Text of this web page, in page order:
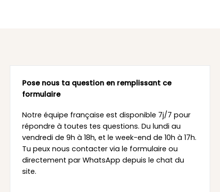
Pose nous ta question en remplissant ce
formulaire
Notre équipe française est disponible 7j/7 pour
répondre à toutes tes questions. Du lundi au
vendredi de 9h à 18h, et le week-end de 10h à 17h.
Tu peux nous contacter via le formulaire ou
directement par WhatsApp depuis le chat du
site.